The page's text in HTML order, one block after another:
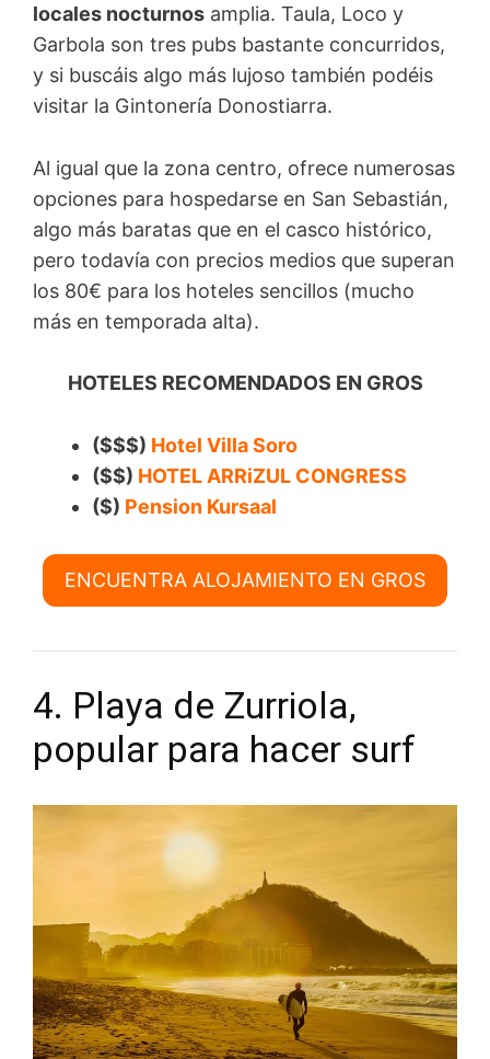
locales nocturnos amplia. Taula, Loco y
Garbola son tres pubs bastante concurridos,
y si buscáis algo más lujoso también podéis
visitar la Gintonería Donostiarra.
Al igual que la zona centro, ofrece numerosas
opciones para hospedarse en San Sebastián,
algo más baratas que en el casco histórico,
pero todavía con precios medios que superan
los 80€ para los hoteles sencillos (mucho
más en temporada alta).
HOTELES RECOMENDADOS EN GROS
($$$) Hotel Villa Soro
($$) HOTEL ARRiZUL CONGRESS
($) Pension Kursaal
ENCUENTRA ALOJAMIENTO EN GROS
4. Playa de Zurriola,
popular para hacer surf